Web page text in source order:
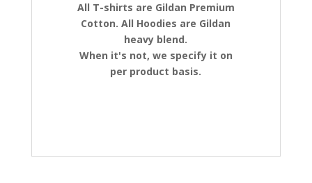
All T-shirts are Gildan Premium
Cotton. All Hoodies are Gildan
heavy blend.
When it's not, we specify it on
per product basis.